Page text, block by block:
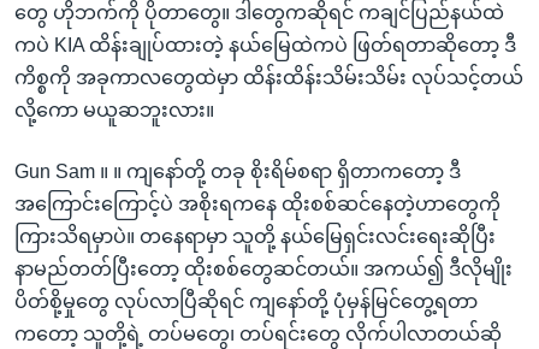
တွေ ဟိုဘက်ကို ပိုတာတွေ။ ဒါတွေကဆိုရင် ကချင်ပြည်နယ်ထဲ
ကပဲ KIA ထိန်းချုပ်ထားတဲ့ နယ်မြေထဲကပဲ ဖြတ်ရတာဆိုတော့ ဒီ
ကိစ္စကို အခုကာလတွေထဲမှာ ထိန်းထိန်းသိမ်းသိမ်း လုပ်သင့်တယ်
လို့ကော မယူဆဘူးလား။
Gun Sam ။ ။ ကျနော်တို့ တခု စိုးရိမ်စရာ ရှိတာကတော့ ဒီ
အကြောင်းကြောင့်ပဲ အစိုးရကနေ ထိုးစစ်ဆင်နေတဲ့ဟာတွေကို
ကြားသိရမှာပဲ။ တနေရာမှာ သူတို့ နယ်မြေရှင်းလင်းရေးဆိုပြီး
နာမည်တတ်ပြီးတော့ ထိုးစစ်တွေဆင်တယ်။ အကယ်၍ ဒီလိုမျိုး
ပိတ်စို့မှုတွေ လုပ်လာပြီဆိုရင် ကျနော်တို့ ပုံမှန်မြင်တွေ့ရတာ
ကတော့ သူတို့ရဲ့ တပ်မတွေ၊ တပ်ရင်းတွေ လိုက်ပါလာတယ်ဆို